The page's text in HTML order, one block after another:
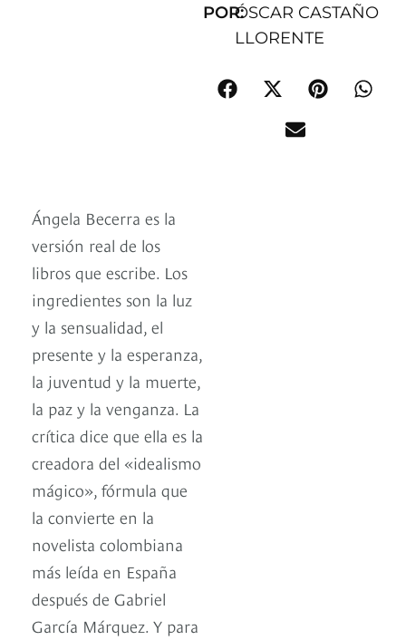
POR:ÓSCAR CASTAÑO
LLORENTE
Ángela Becerra es la
versión real de los
libros que escribe. Los
ingredientes son la luz
y la sensualidad, el
presente y la esperanza,
la juventud y la muerte,
la paz y la venganza. La
crítica dice que ella es la
creadora del «idealismo
mágico», fórmula que
la convierte en la
novelista colombiana
más leída en España
después de Gabriel
García Márquez. Y para